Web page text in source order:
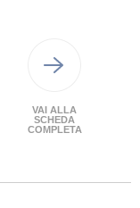
VAI ALLA
SCHEDA
COMPLETA